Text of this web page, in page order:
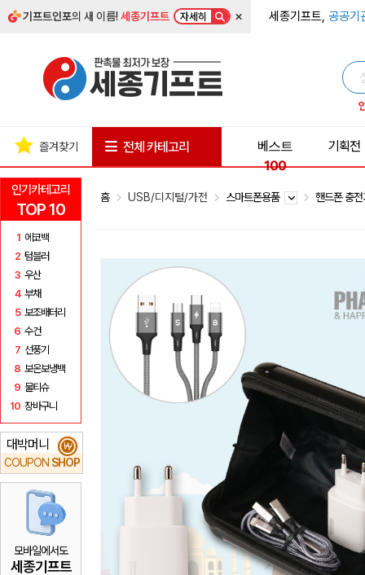
기프트인포의 새 이름!세종기프트 자세히 × 세종기프트, 공공기
인기카테고리
TOP 10
1 에코백
2 텀블러
3 우산
4 부채
5 보조배터리
6 수건
7 선풍기
8 보온보냉백
9 물티슈
10 장바구니
대박머니
COUPON SHOP
₩
모바일에서도
세종기프트
즐겨찾기 전체 카테고리
베스트
100
기획전
홈 USB/디지털/가전 스마트폰용품 핸드폰 충